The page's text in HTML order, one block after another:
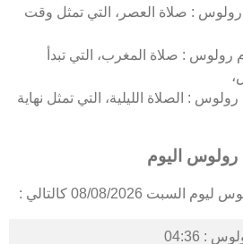
: صلاة العصر، التي تمثل وقت
: صلاة المغرب، التي تبدأ
: الصلاة الليلية، التي تمثل نهاية
رولوس اليوم
08/08/2026 كالتالي :
: 04:36